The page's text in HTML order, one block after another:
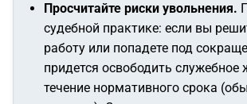
Просчитайте риски увольнения.
судебной практике: если вы
работу или попадете под
придется освободить служебное
течение нормативного срока